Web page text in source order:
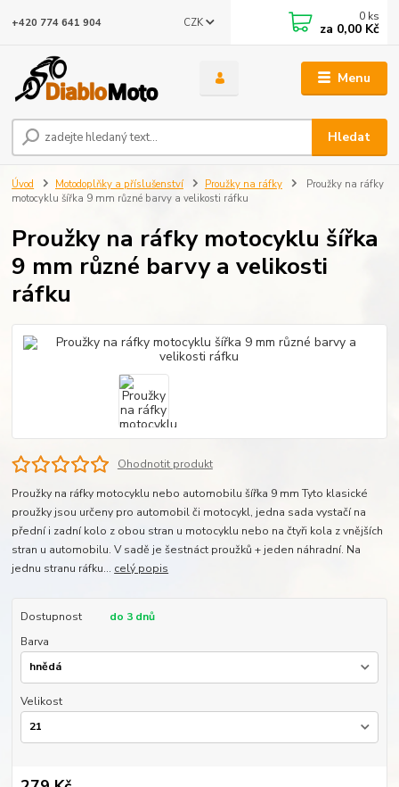
Menu
CZK
Hledat
+420 774 641 904 0 ks
za 0,00 Kč
Úvod Motodoplňky a příslušenství Proužky na ráfky
Proužky na ráfky
motocyklu šířka 9 mm různé barvy a velikosti ráfku
Proužky na ráfky motocyklu šířka
9 mm různé barvy a velikosti
ráfku
Ohodnotit produkt
Proužky na ráfky motocyklu nebo automobilu šířka 9 mm Tyto klasické
proužky jsou určeny pro automobil či motocykl, jedna sada vystačí na
přední i zadní kolo z obou stran u motocyklu nebo na čtyři kola z vnějších
stran u automobilu. V sadě je šestnáct proužků + jeden náhradní. Na
jednu stranu ráfku... celý popis
Dostupnost
do 3 dnů
Barva
Velikost